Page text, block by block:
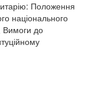
Положення
національного
Вимоги до